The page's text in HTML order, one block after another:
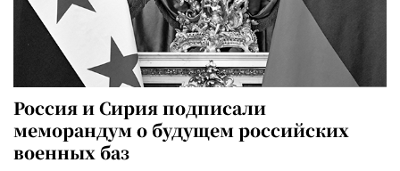
Россия и Сирия подписали
меморандум о будущем российских
военных баз